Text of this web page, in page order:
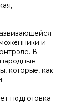
и
В
которые, как
подготовка